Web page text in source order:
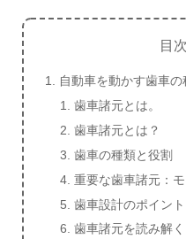
目次
自動車を動かす歯車の
歯車諸元とは。
歯車諸元とは？
歯車の種類と役割
重要な歯車諸元：
歯車設計のポイン
歯車諸元を読み解く